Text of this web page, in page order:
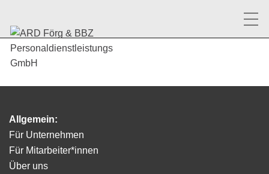
Allgemein:
Für Unternehmen
Für Mitarbeiter*innen
Über uns